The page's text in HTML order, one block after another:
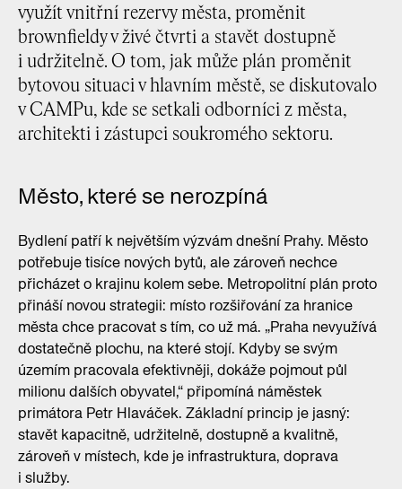
využít vnitřní rezervy města, proměnit
brownfieldy v živé čtvrti a stavět dostupně
i udržitelně. O tom, jak může plán proměnit
bytovou situaci v hlavním městě, se diskutovalo
v CAMPu, kde se setkali odborníci z města,
architekti i zástupci soukromého sektoru.
Město, které se nerozpíná
Bydlení patří k největším výzvám dnešní Prahy. Město
potřebuje tisíce nových bytů, ale zároveň nechce
přicházet o krajinu kolem sebe. Metropolitní plán proto
přináší novou strategii: místo rozšiřování za hranice
města chce pracovat s tím, co už má. „Praha nevyužívá
dostatečně plochu, na které stojí. Kdyby se svým
územím pracovala efektivněji, dokáže pojmout půl
milionu dalších obyvatel,“ připomíná náměstek
primátora Petr Hlaváček. Základní princip je jasný:
stavět kapacitně, udržitelně, dostupně a kvalitně,
zároveň v místech, kde je infrastruktura, doprava
i služby.